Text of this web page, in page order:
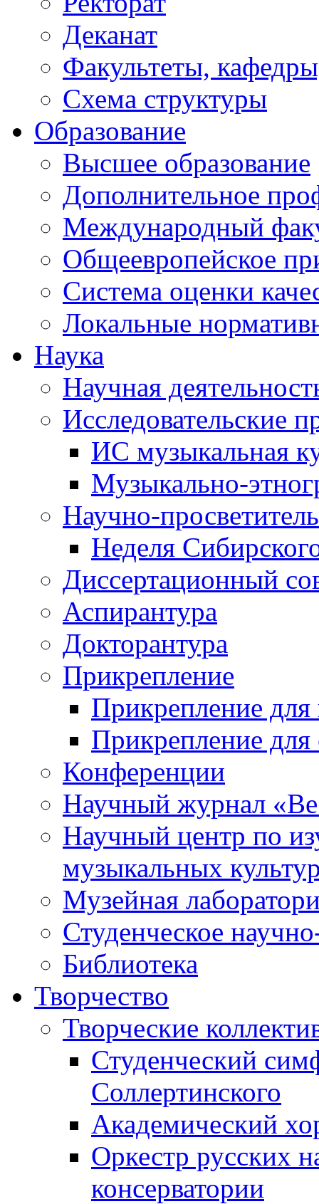
Деканат
Факультеты,
Схема структуры
Образование
Высшее образование
Дополнительное
Международный
Общеевропейское
Система оценки
Локальные
Наука
Научная
Исследовательские
ИС музыкальная
Музыкально-
Научно-
Неделя
Диссертационный
Аспирантура
Докторантура
Прикрепление
Прикрепление для
Прикрепление для
Конференции
Научный журнал
Научный центр по
музыкальных
Музейная
Студенческое
Библиотека
Творчество
Творческие
Студенческий
Соллертинского
Академический
Оркестр русских
консерватории